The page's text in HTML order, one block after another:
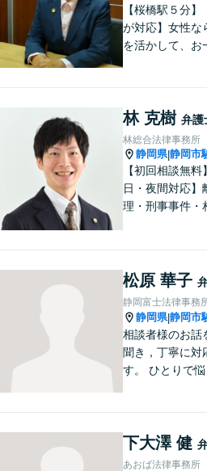
【桜橋駅５分
が対応】女性な
を活かして、お
っくり聞かせて
す。法律面・精
らサポートいた
林 克樹 弁護
林総合法律事務所
静岡県|静岡市
【初回相談無
日・夜間対応】
理・刑事事件・
す。法人・個人
再建・債務整理
自信があります
松原 華子
静岡富士法律事務
静岡県|静岡市
相談者様のお話
聞き，丁寧に対
す。 ひとりで悩
下大澤 健
あおば法律事務所